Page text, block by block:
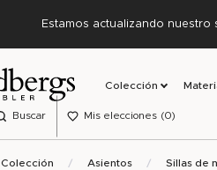
Estamos actualizando
Colección
Buscar Mis elecciones 0
Colección Asientos Sillas de